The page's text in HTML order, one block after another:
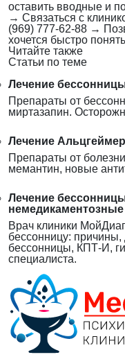
оставить вводные и
→ Связаться с
(969) 777-62-88 →
хочется быстро
Читайте также
Статьи по теме
Лечение
Препараты от
миртазапин.
Лечение
Препараты от
мемантин, новые
Лечение
Врач клиники
бессонницу: причины,
бессонницы, КПТ-И,
специалиста.